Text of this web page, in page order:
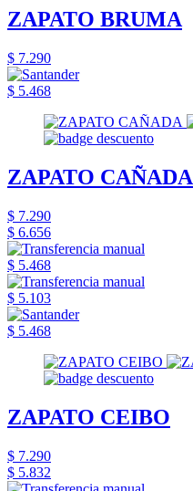
ZAPATO BRUMA
$ 7.290
$ 5.468
ZAPATO CAÑADA
$ 7.290
$ 6.656
$ 5.468
$ 5.103
$ 5.468
ZAPATO CEIBO
$ 7.290
$ 5.832